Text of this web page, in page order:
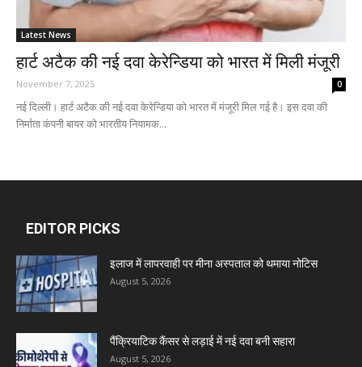
Latest News
हार्ट अटैक की नई दवा केरेन्डिया को भारत में मिली मंजूरी
November 7, 2025 0
नई दिल्ली। हार्ट अटैक की नई दवा केरेन्डिया को भारत में मंजूरी मिल गई है। इस दवा की
निर्माता कंपनी बायर को भारतीय नियामक...
EDITOR PICKS
इलाज में लापरवाही पर मीना अस्पताल को थमाया नोटिस
August 5, 2026
पैंक्रियाटिक कैंसर से लड़ाई में नई दवा बनी सहारा
August 5, 2026